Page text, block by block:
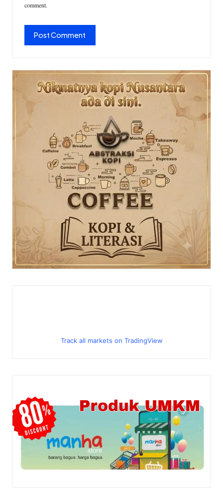
comment.
Track all markets on TradingView